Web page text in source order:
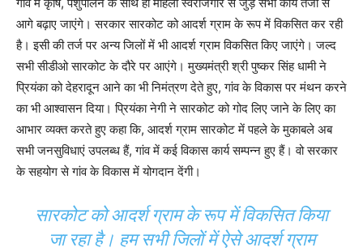
आगे बढ़ाए जाएंगे। सरकार सारकोट को आदर्श ग्राम के रूप में विकसित कर रही
है। इसी की तर्ज पर अन्य जिलों में भी आदर्श ग्राम विकसित किए जाएंगे। जल्द
सभी सीडीओ सारकोट के दौरे पर आएंगे। मुख्यमंत्री श्री पुष्कर सिंह धामी ने
प्रियंका को देहरादून आने का भी निमंत्रण देते हुए, गांव के विकास पर मंथन करने
का भी आश्वासन दिया। प्रियंका नेगी ने सारकोट को गोद लिए जाने के लिए का
आभार व्यक्त करते हुए कहा कि, आदर्श ग्राम सारकोट में पहले के मुकाबले अब
सभी जनसुविधाएं उपलब्ध हैं, गांव में कई विकास कार्य सम्पन्न हुए हैं। वो सरकार
के सहयोग से गांव के विकास में योगदान देंगी।
सारकोट को आदर्श ग्राम के रूप में विकसित किया
जा रहा है। हम सभी जिलों में ऐसे आदर्श ग्राम